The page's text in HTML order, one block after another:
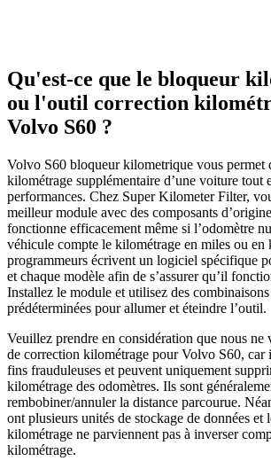
Qu'est-ce que le bloqueur
ou l'outil correction
Volvo S60 ?
Volvo S60 bloqueur kilometrique vous permet
kilométrage supplémentaire d’une voiture tout
performances. Chez Super Kilometer Filter,
meilleur module avec des composants
fonctionne efficacement même si l’odomètre
véhicule compte le kilométrage en miles ou
programmeurs écrivent un logiciel spécifique
et chaque modèle afin de s’assurer qu’il
Installez le module et utilisez des
prédéterminées pour allumer et éteindre l’outil.
Veuillez prendre en considération que nous ne
de correction kilométrage pour Volvo S60, car
fins frauduleuses et peuvent uniquement
kilométrage des odomètres. Ils sont
rembobiner/annuler la distance parcourue.
ont plusieurs unités de stockage de données
kilométrage ne parviennent pas à inverser
kilométrage.